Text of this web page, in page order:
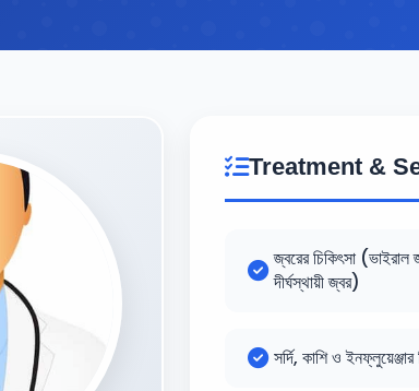
Treatment &
জ্বরের চিকিৎসা (ভাইরাল
দীর্ঘস্থায়ী জ্বর)
সর্দি, কাশি ও ইনফ্লুয়েঞ্জার